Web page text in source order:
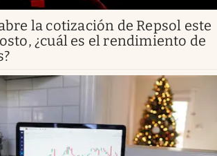
la cotización de Repsol este
¿cuál es el rendimiento de